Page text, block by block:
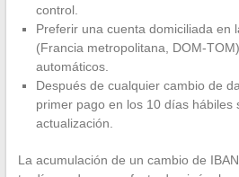
control.
Preferir una cuenta domiciliada en
(Francia metropolitana, DOM-
automáticos.
Después de cualquier cambio de
primer pago en los 10 días hábiles
actualización.
La acumulación de un cambio de